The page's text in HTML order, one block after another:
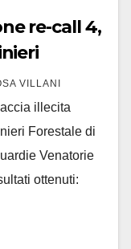
re-call 4,
VILLANI
illecita
Forestale di
Venatorie
ottenuti: